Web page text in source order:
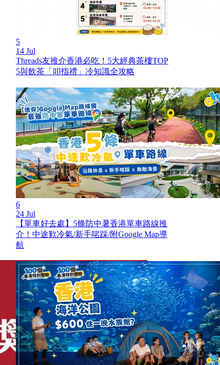
5
14 Jul
Threads友推介香港必吃！5大經典茶樓TOP
5與飲茶「叩指禮」冷知識全攻略
6
24 Jul
【單車好去處】5條防中暑香港單車路線推
介！中途歎冷氣/新手啱踩/附Google Map導
航